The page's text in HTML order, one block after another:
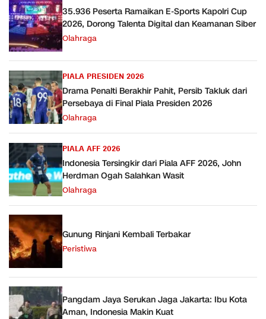
35.936 Peserta Ramaikan E-Sports Kapolri Cup
2026, Dorong Talenta Digital dan Keamanan Siber
Olahraga
PIALA PRESIDEN 2026
Drama Penalti Berakhir Pahit, Persib Takluk dari
Persebaya di Final Piala Presiden 2026
Olahraga
PIALA AFF 2026
Indonesia Tersingkir dari Piala AFF 2026, John
Herdman Ogah Salahkan Wasit
Olahraga
Gunung Rinjani Kembali Terbakar
Peristiwa
Pangdam Jaya Serukan Jaga Jakarta: Ibu Kota
Aman, Indonesia Makin Kuat